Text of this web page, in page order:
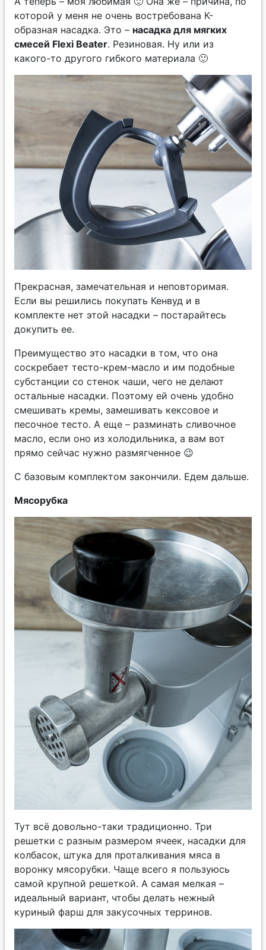
которой у меня не очень востребована К-
образная насадка. Это – насадка для мягких
смесей Flexi Beater. Резиновая. Ну или из
какого-то другого гибкого материала 🙂
Прекрасная, замечательная и неповторимая.
Если вы решились покупать Кенвуд и в
комплекте нет этой насадки – постарайтесь
докупить ее.
Преимущество это насадки в том, что она
соскребает тесто-крем-масло и им подобные
субстанции со стенок чаши, чего не делают
остальные насадки. Поэтому ей очень удобно
смешивать кремы, замешивать кексовое и
песочное тесто. А еще – разминать сливочное
масло, если оно из холодильника, а вам вот
прямо сейчас нужно размягченное 😉
С базовым комплектом закончили. Едем дальше.
Мясорубка
Тут всё довольно-таки традиционно. Три
решетки с разным размером ячеек, насадки для
колбасок, штука для проталкивания мяса в
воронку мясорубки. Чаще всего я пользуюсь
самой крупной решеткой. А самая мелкая –
идеальный вариант, чтобы делать нежный
куриный фарш для закусочных терринов.